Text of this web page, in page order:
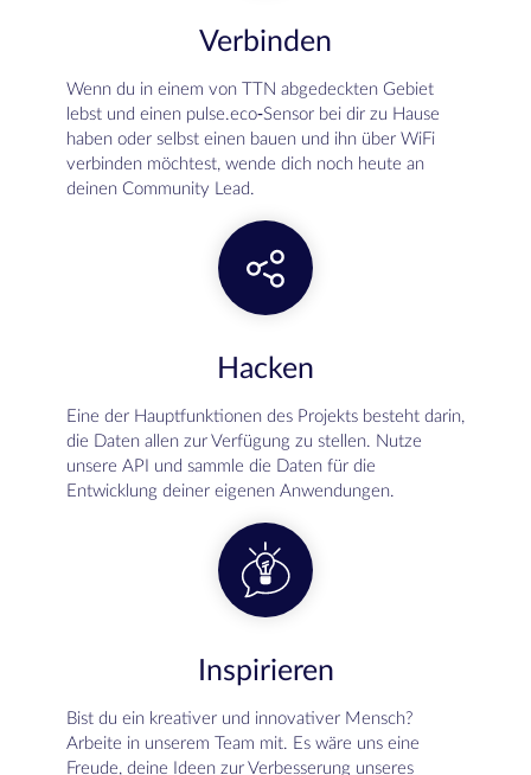
Verbinden
Wenn du in einem von TTN abgedeckten Gebiet
lebst und einen pulse.eco-Sensor bei dir zu Hause
haben oder selbst einen bauen und ihn über WiFi
verbinden möchtest, wende dich noch heute an
deinen Community Lead.
Hacken
Eine der Hauptfunktionen des Projekts besteht darin,
die Daten allen zur Verfügung zu stellen. Nutze
unsere API und sammle die Daten für die
Entwicklung deiner eigenen Anwendungen.
Inspirieren
Bist du ein kreativer und innovativer Mensch?
Arbeite in unserem Team mit. Es wäre uns eine
Freude, deine Ideen zur Verbesserung unseres